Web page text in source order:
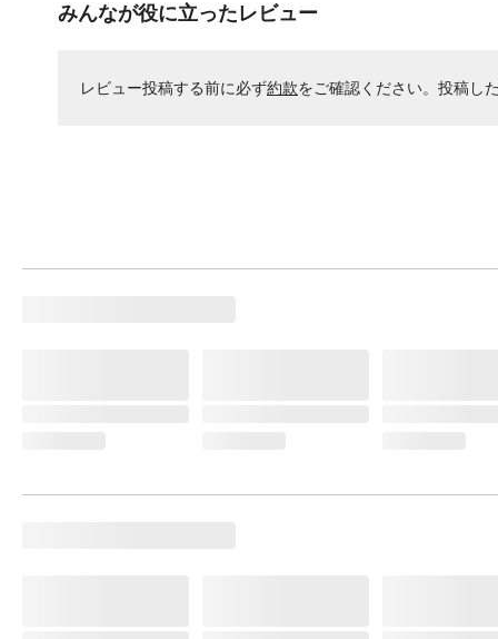
みんなが役に立ったレビュー
レビュー投稿する前に必ず約款をご確認ください。投稿し